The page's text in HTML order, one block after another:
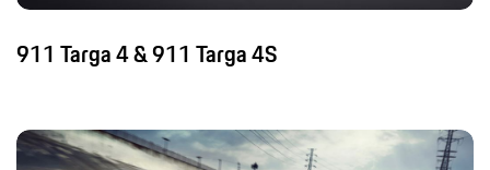
911 Targa 4 & 911 Targa 4S